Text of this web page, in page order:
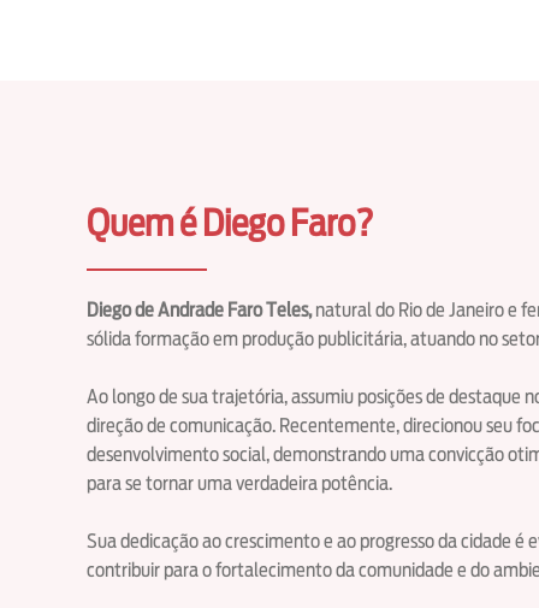
Quem é Diego Faro?
Diego de Andrade Faro Teles,natural do Rio de Janeiro e
sólida formação em produção publicitária, atuando no
Ao longo de sua trajetória, assumiu posições de
direção de comunicação. Recentemente, direcionou seu
desenvolvimento social, demonstrando uma convicção
para se tornar uma verdadeira potência.
Sua dedicação ao crescimento e ao progresso da cidade
contribuir para o fortalecimento da comunidade e do